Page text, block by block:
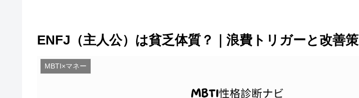
ENFJ（主人公）は貧乏体質？｜浪費トリガーと改善策
MBTI×マネー